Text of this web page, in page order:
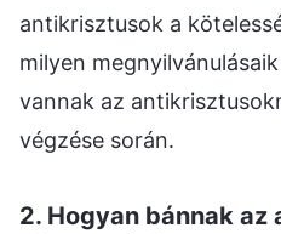
antikrisztusok a
milyen
vannak az
végzése során.
2. Hogyan bánnak az